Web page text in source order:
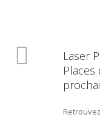
Laser
Places